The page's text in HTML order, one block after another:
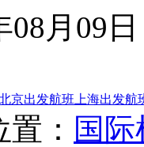
08月09日
京出发航班 上海出发航
： 国